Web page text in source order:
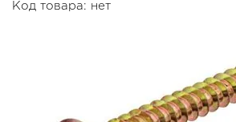
Код товара: нет